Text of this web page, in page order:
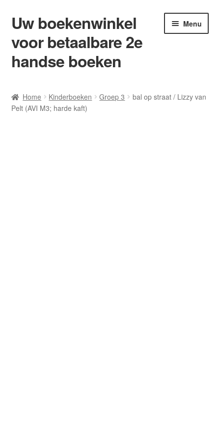
Ga
door
naar
navigatie
Ga
naar
de
inhoud
Uw boekenwinkel
voor betaalbare 2e
handse boeken
Menu
Afrekenen
Home Kinderboeken Groep 3
bal op straat / Lizzy van
Pelt (AVI M3; harde kaft)